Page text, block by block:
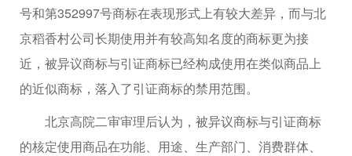
号和第352997号商标在表现形式上有较大差异，而与北
京稻香村公司长期使用并有较高知名度的商标更为接
近，被异议商标与引证商标已经构成使用在类似商品上
的近似商标，落入了引证商标的禁用范围。
北京高院二审审理后认为，被异议商标与引证商标
的核定使用商品在功能、用途、生产部门、消费群体、